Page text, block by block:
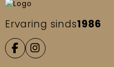
Ervaring sinds1986